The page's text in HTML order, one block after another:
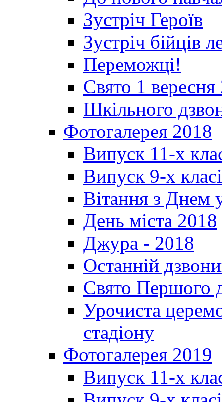
Зустріч Героїв
Зустріч бійців
Переможці!
Свято 1 вересня
Шкільного
Фотогалерея 2018
Випуск 11-х
Випуск 9-х
Вітання з Днем
День міста 2018
Джура - 2018
Останній
Свято Першого
Урочиста
стадіону
Фотогалерея 2019
Випуск 11-х